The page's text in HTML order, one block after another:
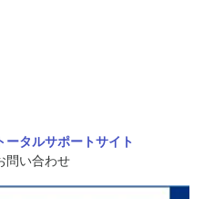
ータルサポートサイト
問い合わせ